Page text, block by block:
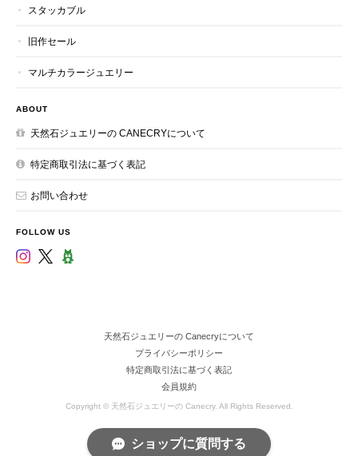
スタッカブル
旧作セール
マルチカラージュエリー
ABOUT
天然石ジュエリーの CANECRYについて
特定商取引法に基づく表記
お問い合わせ
FOLLOW US
天然石ジュエリーの Canecryについて
プライバシーポリシー
特定商取引法に基づく表記
会員規約
Copyright © 天然石ジュエリーの Canecry. All Rights Reserved.
ショップに質問する